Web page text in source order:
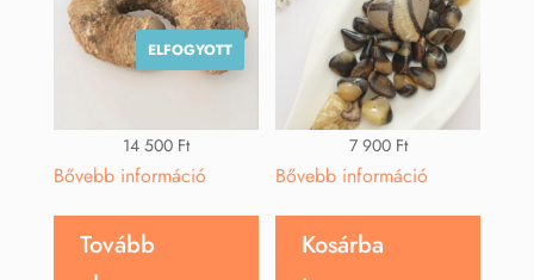
ELFOGYOTT
14 500 Ft
Bővebb információ
Tovább
7 900 Ft
Bővebb információ
Kosárba